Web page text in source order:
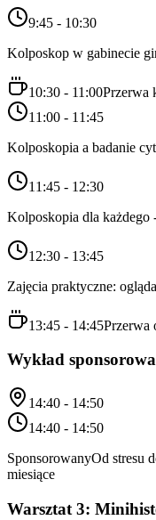
9:45 - 10:30
Kolposkop w gabinecie
10:30 - 11:00Przerwa
11:00 - 11:45
Kolposkopia a badanie
11:45 - 12:30
Kolposkopia dla każdego
12:30 - 13:45
Zajęcia praktyczne:
13:45 - 14:45Przerwa
Wykład
14:40 - 14:50
14:40 - 14:50
SponsorowanyOd stresu
miesiące
Warsztat 3: